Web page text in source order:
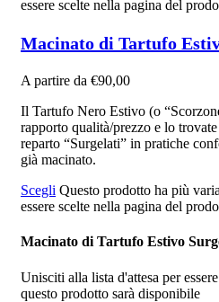
essere scelte nella pagina del
Macinato di Tartufo
A partire da €90,00
Il Tartufo Nero Estivo (o
rapporto qualità/prezzo e lo
reparto “Surgelati” in pratiche
già macinato.
Scegli Questo prodotto ha più
essere scelte nella pagina del
Macinato di Tartufo Estivo
Unisciti alla lista d'attesa per
questo prodotto sarà disponibile